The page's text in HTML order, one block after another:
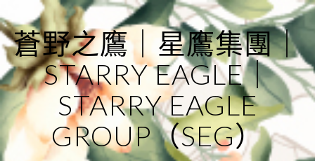
to
content
蒼野之鷹｜星鷹集團｜
STARRY EAGLE｜
STARRY EAGLE
GROUP（SEG）